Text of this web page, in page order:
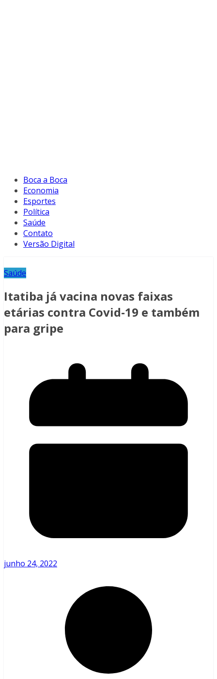
Boca a Boca
Economia
Esportes
Política
Saúde
Contato
Versão Digital
Saúde
Itatiba já vacina novas faixas
etárias contra Covid-19 e também
para gripe
junho 24, 2022